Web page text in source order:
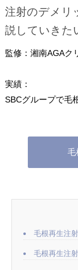
注射のデメリ
説していきた
監修：湘南AGA
実績：
SBCグループで毛
毛
毛根再生注
毛根再生注